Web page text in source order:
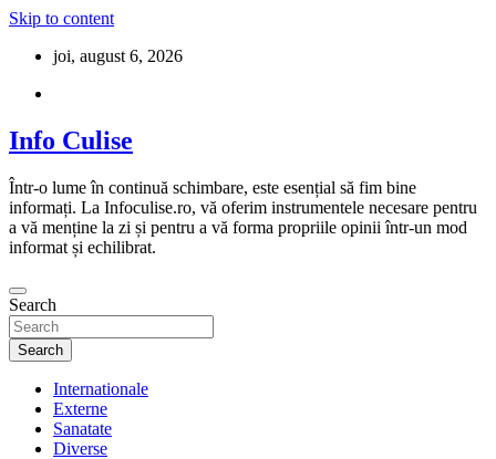
Skip to content
joi, august 6, 2026
Info Culise
Într-o lume în continuă schimbare, este esențial să fim bine
informați. La Infoculise.ro, vă oferim instrumentele necesare pentru
a vă menține la zi și pentru a vă forma propriile opinii într-un mod
informat și echilibrat.
Search
Search
Internationale
Externe
Sanatate
Diverse